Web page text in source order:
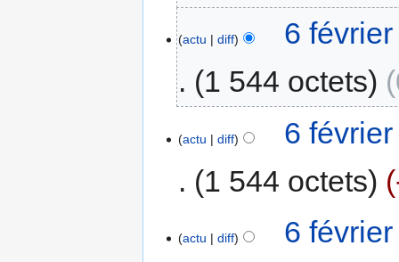
actu diff
6
1 544 octets
actu diff
6
1 544 octets
actu diff
6